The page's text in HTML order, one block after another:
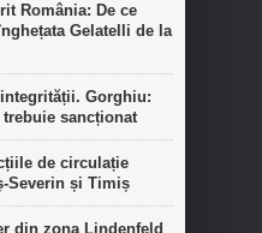
România: De ce
Gelatelli de la
Gorghiu:
sancționat
de circulație
Severin și Timiș
din zona Lindenfeld